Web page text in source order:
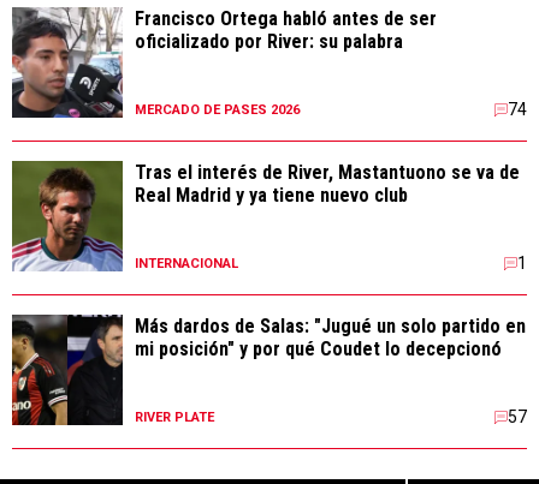
Francisco Ortega habló antes de ser
oficializado por River: su palabra
MERCADO DE PASES 2026 74
Tras el interés de River, Mastantuono se va de
Real Madrid y ya tiene nuevo club
INTERNACIONAL 1
Más dardos de Salas: "Jugué un solo partido en
mi posición" y por qué Coudet lo decepcionó
RIVER PLATE 57